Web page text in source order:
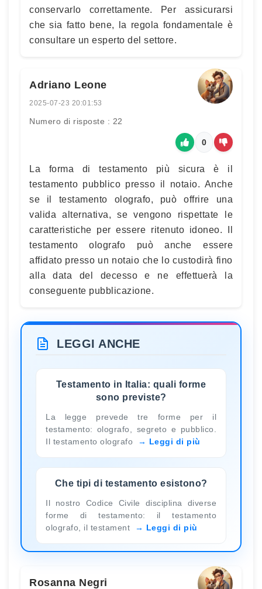
conservarlo correttamente. Per assicurarsi
che sia fatto bene, la regola fondamentale è
consultare un esperto del settore.
Adriano Leone
2025-07-23 20:01:53
Numero di risposte : 22
0
La forma di testamento più sicura è il
testamento pubblico presso il notaio. Anche
se il testamento olografo, può offrire una
valida alternativa, se vengono rispettate le
caratteristiche per essere ritenuto idoneo. Il
testamento olografo può anche essere
affidato presso un notaio che lo custodirà fino
alla data del decesso e ne effettuerà la
conseguente pubblicazione.
LEGGI ANCHE
Testamento in Italia: quali forme
sono previste?
La legge prevede tre forme per il
testamento: olografo, segreto e pubblico.
Il testamento olografo
Leggi di più
Che tipi di testamento esistono?
Il nostro Codice Civile disciplina diverse
forme di testamento: il testamento
olografo, il testament
Leggi di più
Rosanna Negri